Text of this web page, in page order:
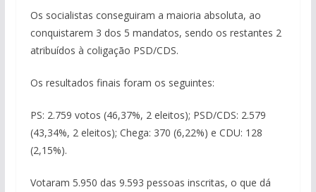
Os socialistas conseguiram a maioria absoluta, ao
conquistarem 3 dos 5 mandatos, sendo os restantes 2
atribuídos à coligação PSD/CDS.
Os resultados finais foram os seguintes:
PS: 2.759 votos (46,37%, 2 eleitos); PSD/CDS: 2.579
(43,34%, 2 eleitos); Chega: 370 (6,22%) e CDU: 128
(2,15%).
Votaram 5.950 das 9.593 pessoas inscritas, o que dá